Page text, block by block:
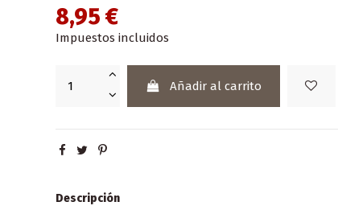
8,95 €
Impuestos incluidos
Añadir al carrito
Descripción